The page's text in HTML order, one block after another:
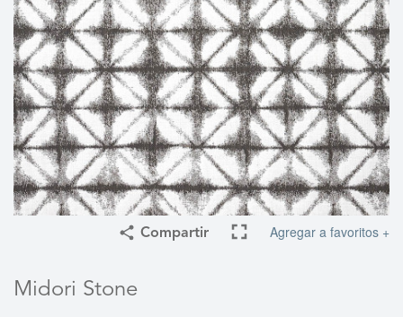
Compartir Agregar a favoritos +
Midori Stone